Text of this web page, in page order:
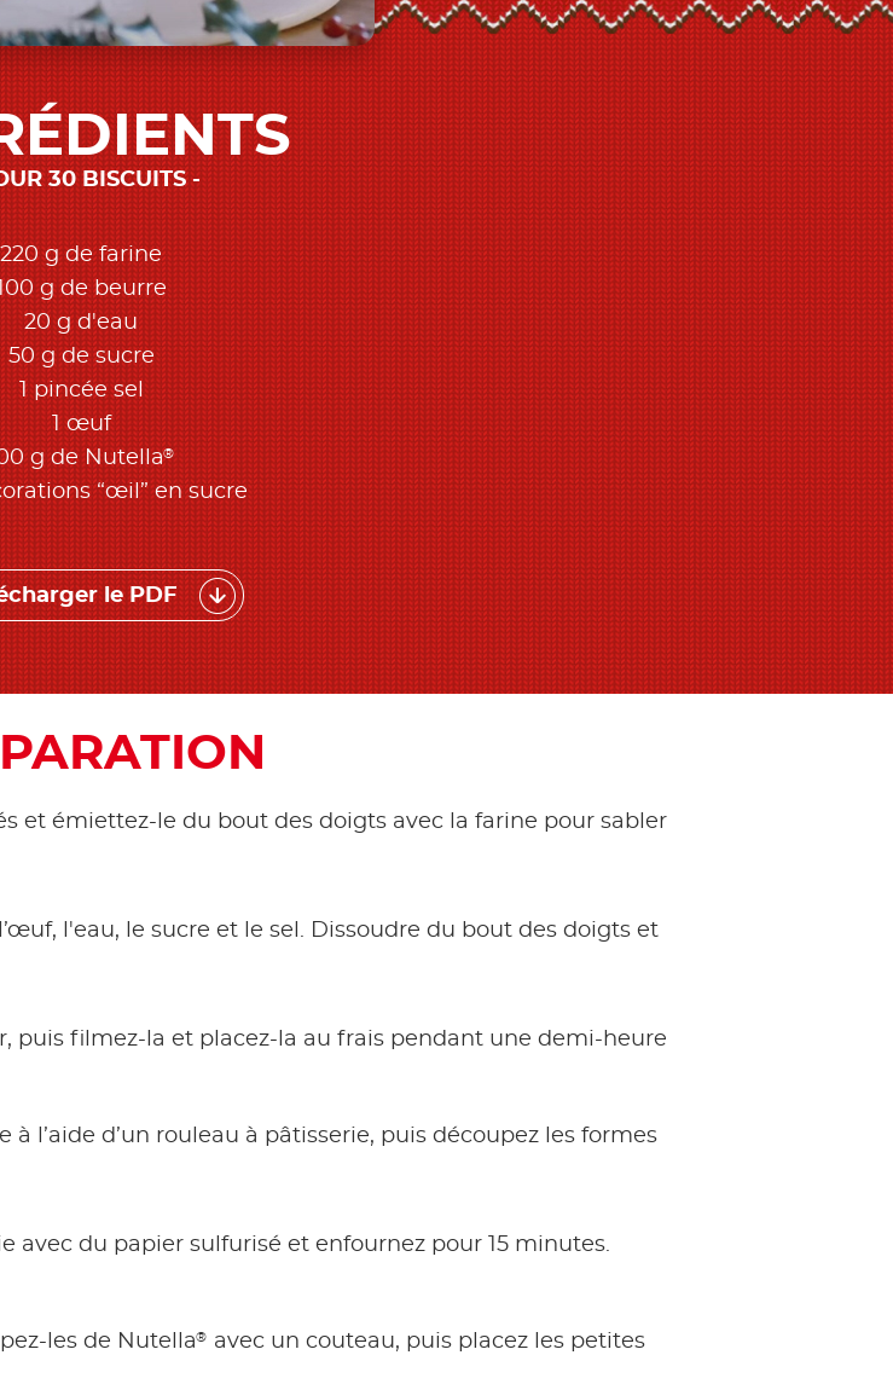
30 BISCUITS
220 g de farine
g de beurre
20 g d'eau
50 g de sucre
1 pincée sel
1 œuf
g de Nutella®
“œil” en sucre
le PDF
et émiettez-le du bout des doigts avec la farine pour sabler
l'eau, le sucre et le sel. Dissoudre du bout des doigts et
puis filmez-la et placez-la au frais pendant une demi-heure
l’aide d’un rouleau à pâtisserie, puis découpez les formes
avec du papier sulfurisé et enfournez pour 15 minutes.
les de Nutella®
avec un couteau, puis placez les petites